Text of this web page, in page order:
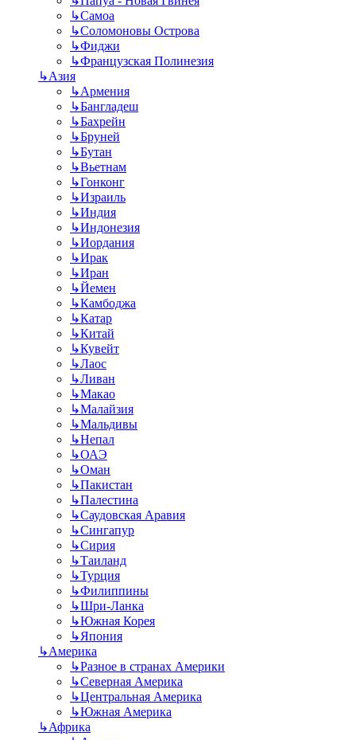
↳Самоа
↳Соломоновы Острова
↳Фиджи
↳Французская Полинезия
↳Азия
↳Армения
↳Бангладеш
↳Бахрейн
↳Бруней
↳Бутан
↳Вьетнам
↳Гонконг
↳Израиль
↳Индия
↳Индонезия
↳Иордания
↳Ирак
↳Иран
↳Йемен
↳Камбоджа
↳Катар
↳Китай
↳Кувейт
↳Лаос
↳Ливан
↳Макао
↳Малайзия
↳Мальдивы
↳Непал
↳ОАЭ
↳Оман
↳Пакистан
↳Палестина
↳Саудовская Аравия
↳Сингапур
↳Сирия
↳Таиланд
↳Турция
↳Филиппины
↳Шри-Ланка
↳Южная Корея
↳Япония
↳Америка
↳Разное в странах Америки
↳Северная Америка
↳Центральная Америка
↳Южная Америка
↳Африка